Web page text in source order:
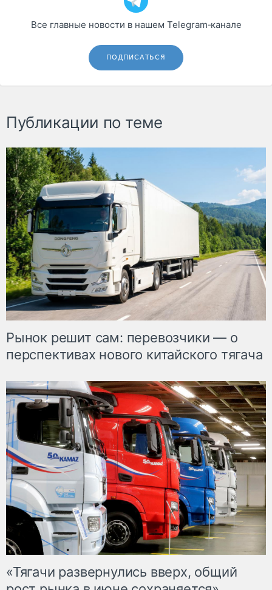
Все главные новости в нашем Telegram‑канале
ПОДПИСАТЬСЯ
Публикации по теме
Рынок решит сам: перевозчики — о
перспективах нового китайского тягача
«Тягачи развернулись вверх, общий